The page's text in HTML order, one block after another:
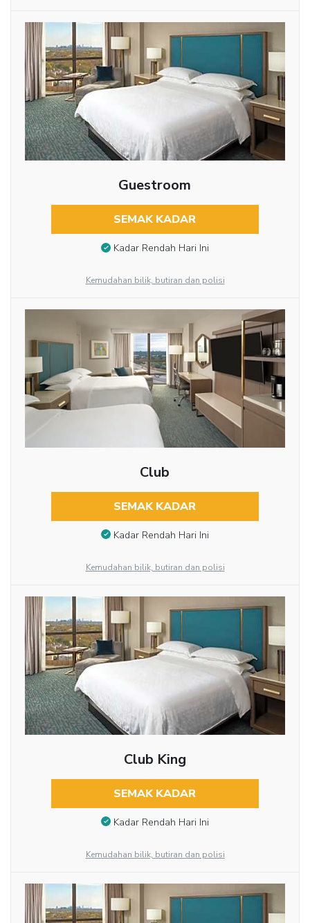
Guestroom
SEMAK KADAR
Kadar Rendah Hari Ini
Kemudahan bilik, butiran dan polisi
Club
SEMAK KADAR
Kadar Rendah Hari Ini
Kemudahan bilik, butiran dan polisi
Club King
SEMAK KADAR
Kadar Rendah Hari Ini
Kemudahan bilik, butiran dan polisi